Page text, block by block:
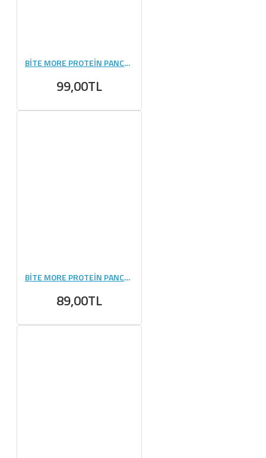
BİTE MORE PROTEİN PANCAKE (50 GR) - 1 ADET
99,00TL
BİTE MORE PROTEİN PANCAKE (50 GR) - 1 ADET
89,00TL